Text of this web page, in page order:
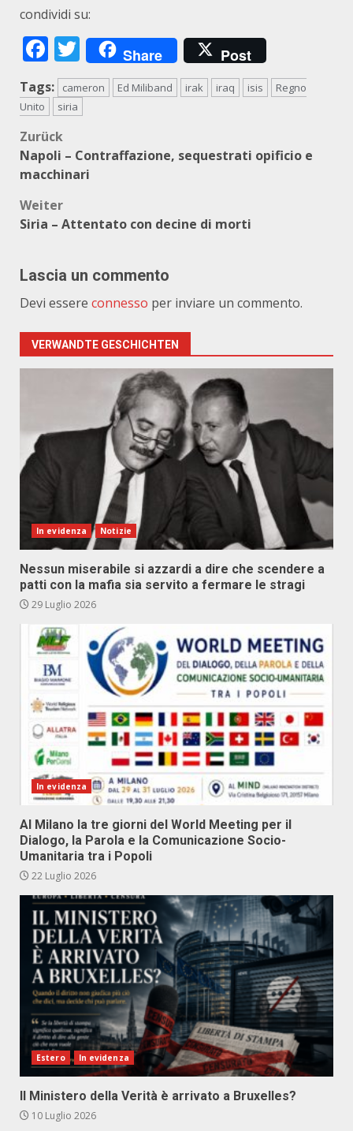
condividi su:
Facebook
Twitter
Share Post
Tags: cameron Ed Miliband irak iraq isis
Regno
Unito
siria
Beitragsnavigation
Zurück
Napoli – Contraffazione, sequestrati opificio e
macchinari
Weiter
Siria – Attentato con decine di morti
Lascia un commento
Devi essere connesso per inviare un commento.
VERWANDTE GESCHICHTEN
In evidenza Notizie
Nessun miserabile si azzardi a dire che scendere a
patti con la mafia sia servito a fermare le stragi
29 Luglio 2026
In evidenza
Al Milano la tre giorni del World Meeting per il
Dialogo, la Parola e la Comunicazione Socio-
Umanitaria tra i Popoli
22 Luglio 2026
Estero In evidenza
Il Ministero della Verità è arrivato a Bruxelles?
10 Luglio 2026